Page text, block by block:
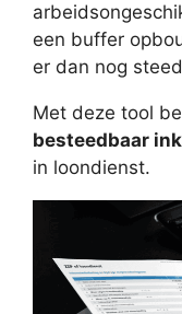
een buffer
er dan nog
Met deze tool
besteedbaar
in loondienst.